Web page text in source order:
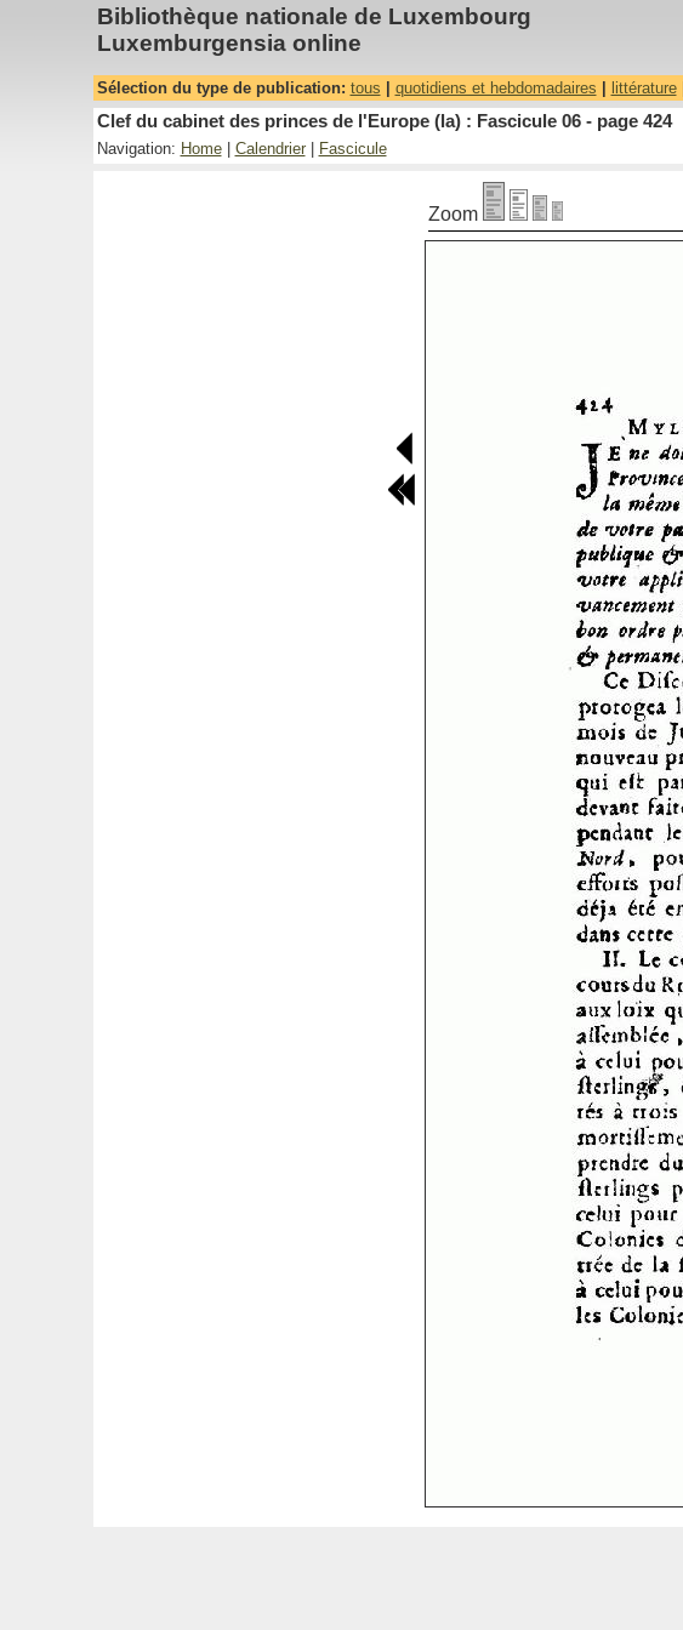
Bibliothèque nationale de Luxembourg
Luxemburgensia online
Sélection du type de publication: tous quotidiens et hebdomadaires littérature|
Clef du cabinet des princes de l'Europe (la) : Fascicule 06 - page 424
Navigation: Home| Calendrier| Fascicule
Zoom